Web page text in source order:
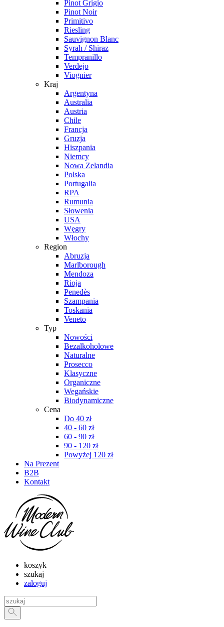
Pinot Grigio
Pinot Noir
Primitivo
Riesling
Sauvignon Blanc
Syrah / Shiraz
Tempranillo
Verdejo
Viognier
Kraj
Argentyna
Australia
Austria
Chile
Francja
Gruzja
Hiszpania
Niemcy
Nowa Zelandia
Polska
Portugalia
RPA
Rumunia
Słowenia
USA
Węgry
Włochy
Region
Abruzja
Marlborough
Mendoza
Rioja
Penedès
Szampania
Toskania
Veneto
Typ
Nowości
Bezalkoholowe
Naturalne
Prosecco
Klasyczne
Organiczne
Wegańskie
Biodynamiczne
Cena
Do 40 zł
40 - 60 zł
60 - 90 zł
90 - 120 zł
Powyżej 120 zł
Na Prezent
B2B
Kontakt
koszyk
szukaj
zaloguj